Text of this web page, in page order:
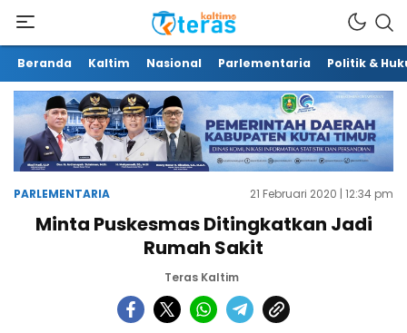
Beranda Kaltim Nasional Parlementaria Politik &
PARLEMENTARIA 21 Februari 2020 | 12:34 pm
Minta Puskesmas Ditingkatkan Jadi
Rumah Sakit
Teras Kaltim